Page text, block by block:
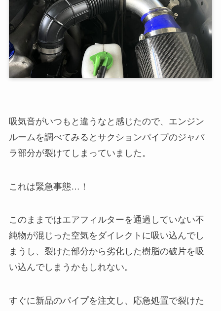
吸気音がいつもと違うなと感じたので、エンジン
ルームを調べてみるとサクションパイプのジャバ
ラ部分が裂けてしまっていました。
これは緊急事態…！
このままではエアフィルターを通過していない不
純物が混じった空気をダイレクトに吸い込んでし
まうし、裂けた部分から劣化した樹脂の破片を吸
い込んでしまうかもしれない。
すぐに新品のパイプを注文し、応急処置で裂けた